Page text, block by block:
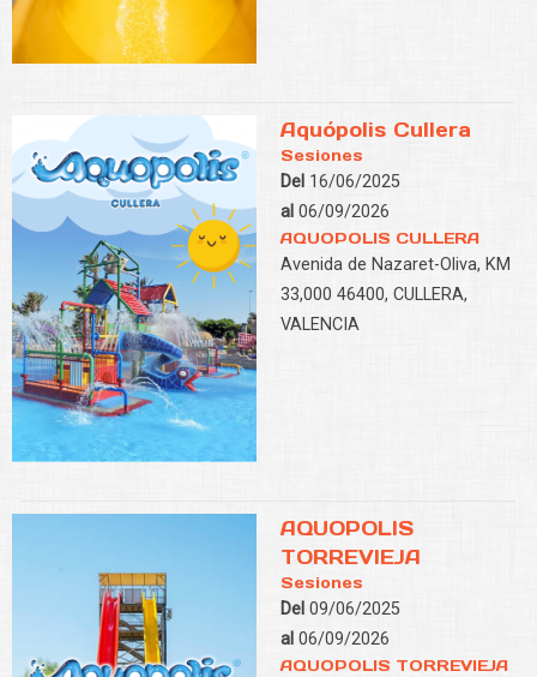
Aquópolis Cullera
Sesiones
Del 16/06/2025
al 06/09/2026
AQUOPOLIS CULLERA
Avenida de Nazaret-Oliva, KM
33,000 46400, CULLERA,
VALENCIA
AQUOPOLIS
TORREVIEJA
Sesiones
Del 09/06/2025
al 06/09/2026
AQUOPOLIS TORREVIEJA